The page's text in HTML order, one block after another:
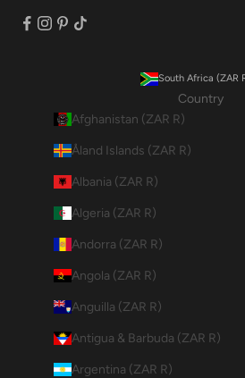
Country
Afghanistan (ZAR R)
Åland Islands (ZAR R)
Albania (ZAR R)
Algeria (ZAR R)
Andorra (ZAR R)
Angola (ZAR R)
Anguilla (ZAR R)
Antigua & Barbuda (ZAR R)
Argentina (ZAR R)